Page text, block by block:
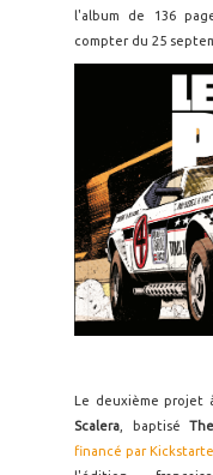
l'album de 136
compter du 25
Le deuxième projet
Scalera , baptisé
financé par